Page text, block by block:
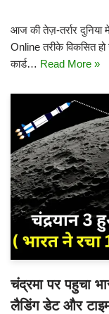
आज की तेज़-तर्रार
Online तरीके विकसित
कार्ड… Read More »
चंद्रमा पर पहुचा
लैडिंग डेट और